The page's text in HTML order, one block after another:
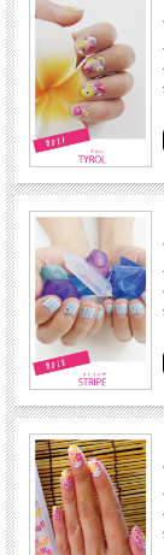
● LaDunジェルネイル
● LaDunジェルネイル
● 艶があり、ほんとに
● リムーバーがいらな
※はがす時はお湯に３
● 自爪に油分や水分、
ので、
爪の表面をよく拭
● 爪（爪表面）を付属